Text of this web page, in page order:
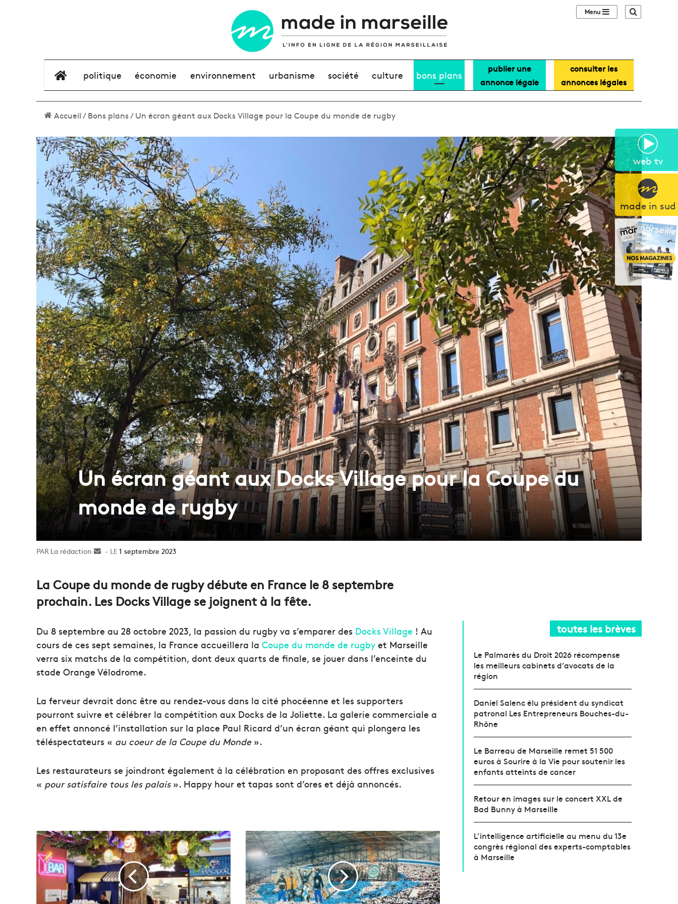
web tv
made in sud
Sidebar (barre
élément de menu
politique économie environnement urbanisme société culture bons plans
publier une
annonce légale
consulter les
annonces légales
Accueil/Bons plans/Un écran géant aux Docks Village pour la Coupe du monde de rugby
Un écran géant aux Docks Village pour la Coupe du
monde de rugby
La rédaction
Envoyer1 septembre 2023
La Coupe du monde de rugby débute en France le 8 septembre
prochain. Les Docks Village se joignent à la fête.
Du 8 septembre au 28 octobre 2023, la passion du rugby va s’emparer des Docks Village ! Au
cours de ces sept semaines, la France accueillera la Coupe du monde de rugby et Marseille
verra six matchs de la compétition, dont deux quarts de finale, se jouer dans l’enceinte du
stade Orange Vélodrome.
La ferveur devrait donc être au rendez-vous dans la cité phocéenne et les supporters
pourront suivre et célébrer la compétition aux Docks de la Joliette. La galerie commerciale a
en effet annoncé l’installation sur la place Paul Ricard d’un écran géant qui plongera les
téléspectateurs « au coeur de la Coupe du Monde».
Les restaurateurs se joindront également à la célébration en proposant des offres exclusives
« pour satisfaire tous les palais». Happy hour et tapas sont d’ores et déjà annoncés.
B
e
n
v
O
n
c
o
n
n
a
toutes les brèves
Le Palmarès du Droit 2026 récompense
les meilleurs cabinets d’avocats de la
région
Daniel Salenc élu président du syndicat
patronal Les Entrepreneurs Bouches-du-
Rhône
Le Barreau de Marseille remet 51 500
euros à Sourire à la Vie pour soutenir les
enfants atteints de cancer
Retour en images sur le concert XXL de
Bad Bunny à Marseille
L’intelligence artificielle au menu du 13e
congrès régional des experts-comptables
à Marseille